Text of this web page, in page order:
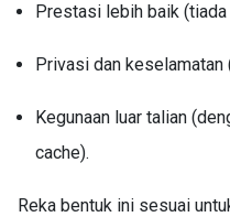
Prestasi lebih baik (tiada
Privasi dan
Kegunaan luar talian
cache).
Reka bentuk ini sesuai